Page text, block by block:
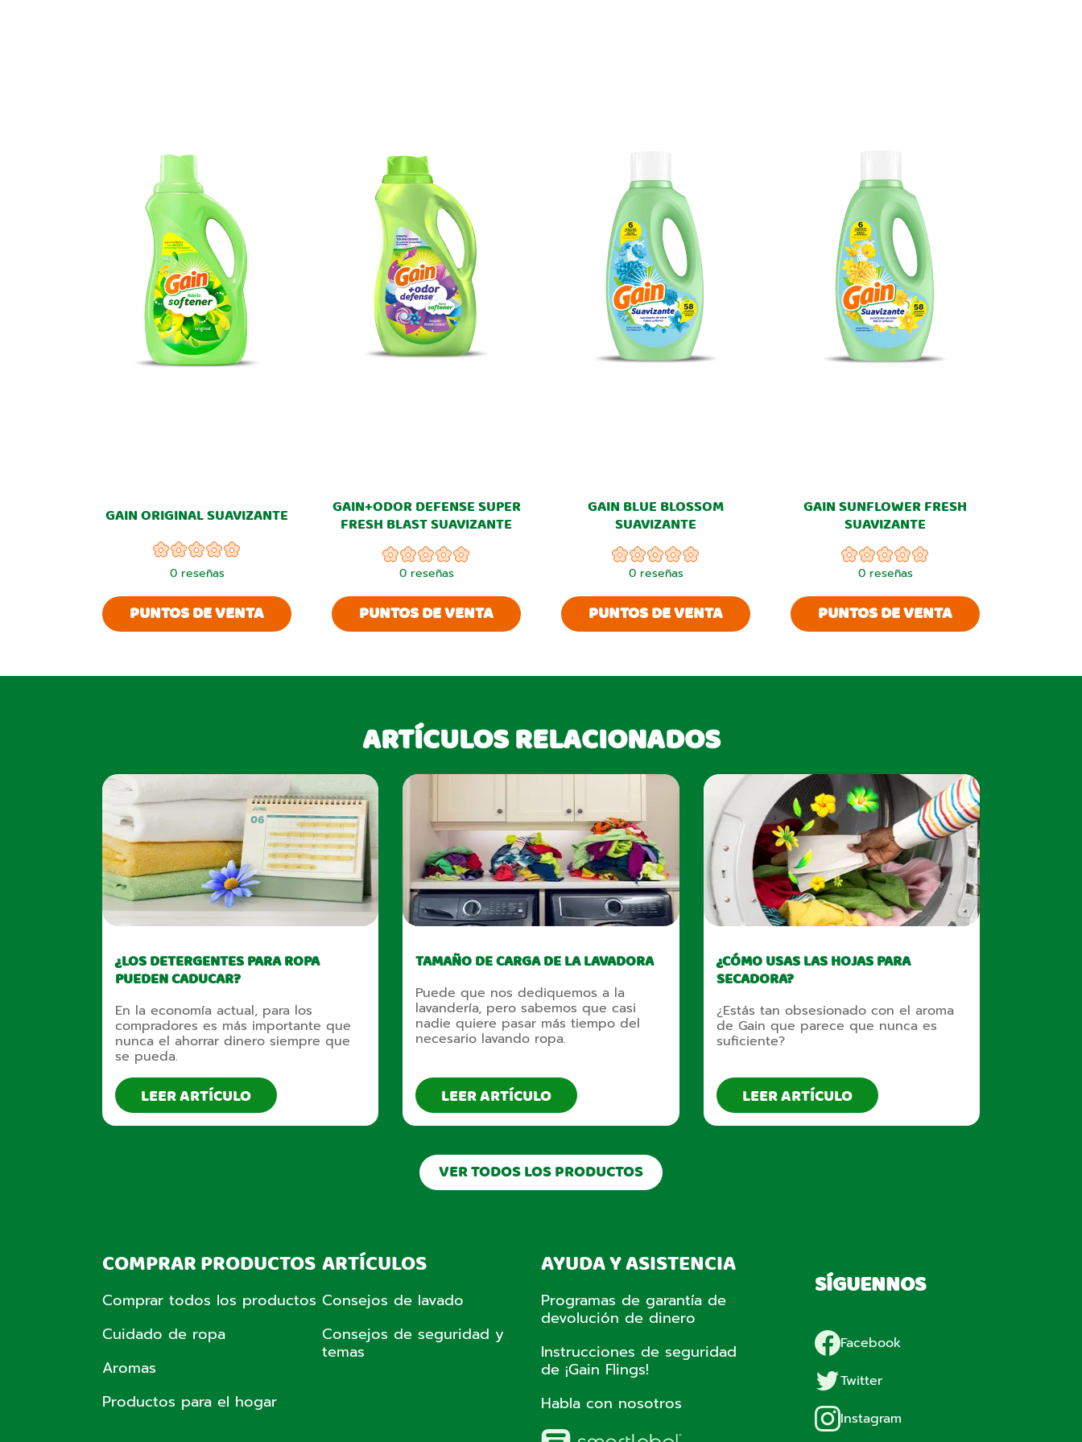
GAIN ORIGINAL SUAVIZANTE
0 reseñas
PUNTOS DE VENTA
GAIN+ODOR DEFENSE SUPER
FRESH BLAST SUAVIZANTE
0 reseñas
PUNTOS DE VENTA
GAIN BLUE BLOSSOM
SUAVIZANTE
0 reseñas
PUNTOS DE VENTA
GAIN SUNFLOWER FRESH
SUAVIZANTE
0 reseñas
PUNTOS DE VENTA
ARTÍCULOS RELACIONADOS
¿LOS DETERGENTES PARA ROPA
PUEDEN CADUCAR?
En la economía actual, para los
compradores es más importante que
nunca el ahorrar dinero siempre que
se pueda.
LEER ARTÍCULO
TAMAÑO DE CARGA DE LA LAVADORA
Puede que nos dediquemos a la
lavandería, pero sabemos que casi
nadie quiere pasar más tiempo del
necesario lavando ropa.
LEER ARTÍCULO
¿CÓMO USAS LAS HOJAS PARA
SECADORA?
¿Estás tan obsesionado con el aroma
de Gain que parece que nunca es
suficiente?
LEER ARTÍCULO
VER TODOS LOS PRODUCTOS
COMPRAR PRODUCTOS
Comprar todos los productos
Cuidado de ropa
Aromas
Productos para el hogar
ARTÍCULOS
Consejos de lavado
Consejos de seguridad y
temas
AYUDA Y ASISTENCIA
Programas de garantía de
devolución de dinero
Instrucciones de seguridad
de ¡Gain Flings!
Habla con nosotros
SÍGUENNOS
Facebook
Twitter
Instagram